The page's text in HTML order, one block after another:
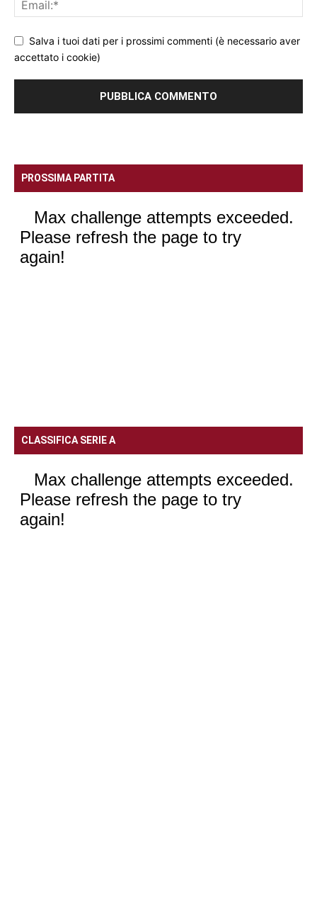
Salva i tuoi dati per i prossimi commenti (è necessario aver
accettato i cookie)
PROSSIMA PARTITA
CLASSIFICA SERIE A